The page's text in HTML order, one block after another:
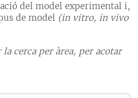
del model experimental i,
de model (in vitro, in vivo
cerca per àrea, per acotar